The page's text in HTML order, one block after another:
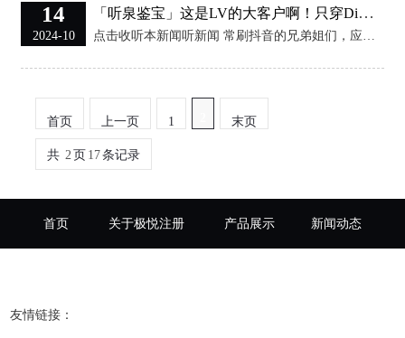
14
2024-10
「听泉鉴宝」这是LV的大客户啊！只穿Dior、始祖鸟，除了古币，也是潮流懂哥…
点击收听本新闻听新闻 常刷抖音的兄弟姐们，应该都对「听泉鉴宝」这个ID不陌生吧？ 目前抖音单平台2300w+粉丝，妥妥的顶流网红梯队。 甚至这两天还因为宣布停播休息一周，战术性隐退144小时，就直接上了热搜。并且伴随曝光的近期数据也相当炸裂，仅仅是30天内就恐怖涨粉959万。 不过谁能想到，这么一位多才多艺鉴宝人，私下OOTD的奢侈品含量居然也是拉满，还藏了一手穿搭博主身份。 一身下来几万块，出街踩着各式LV Trainer，除了懂古币，这是也懂消费奢侈品啊！ 首先绕不开的，必然是富哥们人手一双
首页 上一页 1 末页
共 2页 17条记录
首页 关于极悦注册 产品展示 新闻动态
友情链接：